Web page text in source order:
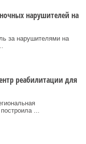
нарушителей на
за нарушителями на
реабилитации для
...